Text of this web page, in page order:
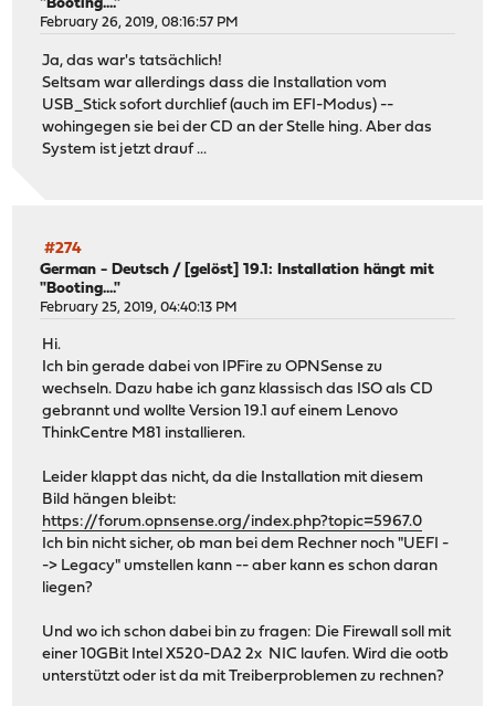
"Booting...."
February 26, 2019, 08:16:57 PM
Ja, das war's tatsächlich!
Seltsam war allerdings dass die Installation vom
USB_Stick sofort durchlief (auch im EFI-Modus) --
wohingegen sie bei der CD an der Stelle hing. Aber das
System ist jetzt drauf ...
#274
German - Deutsch / [gelöst] 19.1: Installation hängt mit
"Booting...."
February 25, 2019, 04:40:13 PM
Hi.
Ich bin gerade dabei von IPFire zu OPNSense zu
wechseln. Dazu habe ich ganz klassisch das ISO als CD
gebrannt und wollte Version 19.1 auf einem Lenovo
ThinkCentre M81 installieren.
Leider klappt das nicht, da die Installation mit diesem
Bild hängen bleibt:
https://forum.opnsense.org/index.php?topic=5967.0
Ich bin nicht sicher, ob man bei dem Rechner noch "UEFI -
-> Legacy" umstellen kann -- aber kann es schon daran
liegen?
Und wo ich schon dabei bin zu fragen: Die Firewall soll mit
einer 10GBit Intel X520-DA2 2x NIC laufen. Wird die ootb
unterstützt oder ist da mit Treiberproblemen zu rechnen?